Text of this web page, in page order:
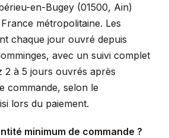
en-Bugey (01500, Ain)
métropolitaine. Les
chaque jour ouvré depuis
avec un suivi complet
2 à 5 jours ouvrés après
commande, selon le
lors du paiement.
minimum de commande ?